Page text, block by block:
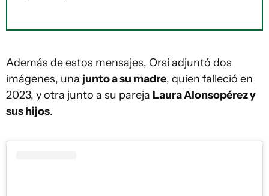
Además de estos mensajes, Orsi adjuntó dos
imágenes, una junto a su madre, quien falleció en
2023, y otra junto a su pareja Laura Alonsopérez y
sus hijos.